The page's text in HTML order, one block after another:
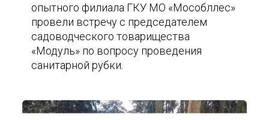
опытного филиала ГКУ МО «Мособллес»
провели встречу с председателем
садоводческого товарищества
«Модуль» по вопросу проведения
санитарной рубки.